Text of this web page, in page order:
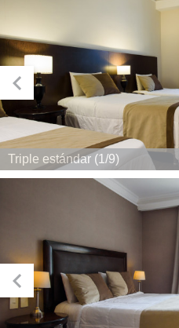
Triple estándar (1/9)